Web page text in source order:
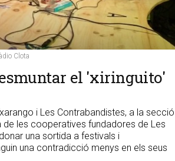
Clota
el 'xiringuito'
i Les Contrabandistes, a la secció
de les cooperatives fundadores de Les
una sortida a festivals i
una contradicció menys en els seus